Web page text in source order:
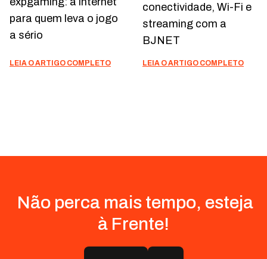
conectividade, Wi-Fi e
streaming com a
BJNET
LEIA O ARTIGO COMPLETO
para acompanhar sua
rotina onde você
estiver
LEIA O ARTIGO COMPLETO
Não perca mais tempo, esteja
à Frente!